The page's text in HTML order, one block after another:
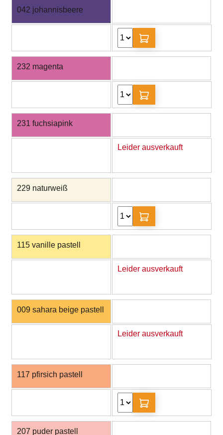
042 johannisbeere
232 magenta
231 fuchsiapink
Leider ausverkauft
229 naturweiß
115 vanille pastell
Leider ausverkauft
009 sahara beige pastell
Leider ausverkauft
117 pfirsich pastell
207 puder pastell